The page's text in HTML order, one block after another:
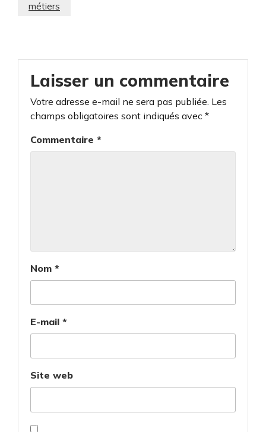
métiers
Laisser un commentaire
Votre adresse e-mail ne sera pas publiée. Les
champs obligatoires sont indiqués avec *
Commentaire *
Nom *
E-mail *
Site web